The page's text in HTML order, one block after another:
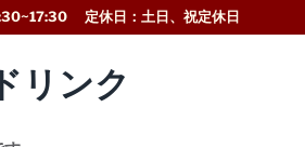
定休日：土日、祝定休日
リンク